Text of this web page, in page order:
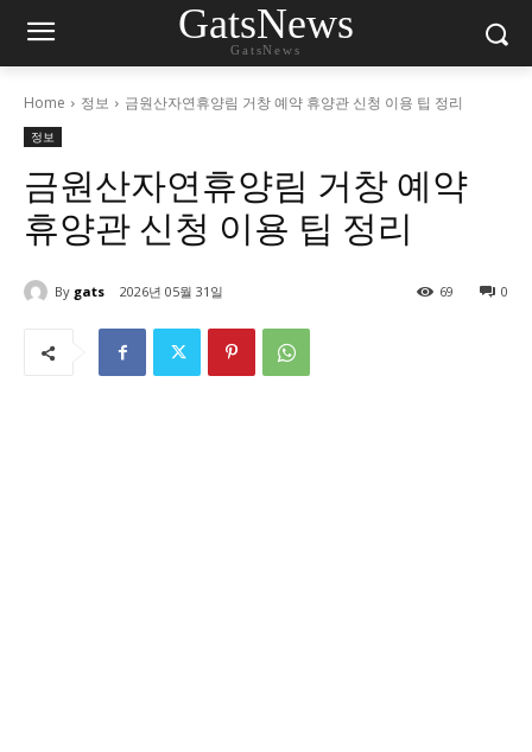
GatsNews
GatsNews
Home 정보 금원산자연휴양림 거창 예약 휴양관 신청 이용 팁 정리
정보
금원산자연휴양림 거창 예약
휴양관 신청 이용 팁 정리
By gats 2026년 05월 31일 0
69